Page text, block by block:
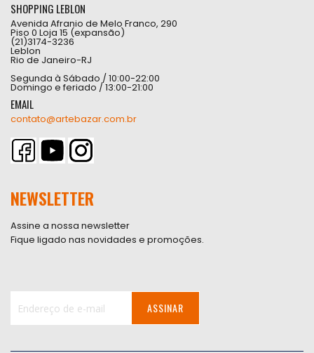
SHOPPING LEBLON
Avenida Afranio de Melo Franco, 290
Piso 0 Loja 15 (expansão)
(21)3174-3236
Leblon
Rio de Janeiro-RJ
Segunda à Sábado / 10:00-22:00
Domingo e feriado / 13:00-21:00
EMAIL
contato@artebazar.com.br
NEWSLETTER
Assine a nossa newsletter
Fique ligado nas novidades e promoções.
ASSINAR